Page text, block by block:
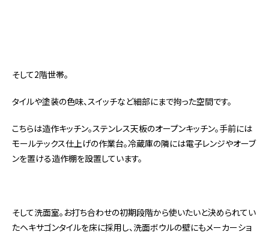
そして2階世帯。
タイルや塗装の色味、スイッチなど細部にまで拘った空間です。
こちらは造作キッチン。ステンレス天板のオープンキッチン。手前には
モールテックス仕上げの作業台。冷蔵庫の隣には電子レンジやオーブ
ンを置ける造作棚を設置しています。
そして洗面室。お打ち合わせの初期段階から使いたいと決められてい
たヘキサゴンタイルを床に採用し、洗面ボウルの壁にもメーカーショ